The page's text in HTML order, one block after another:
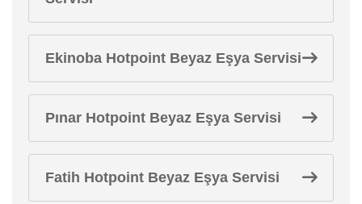
Ekinoba Hotpoint Beyaz Eşya Servisi
Pınar Hotpoint Beyaz Eşya Servisi
Fatih Hotpoint Beyaz Eşya Servisi